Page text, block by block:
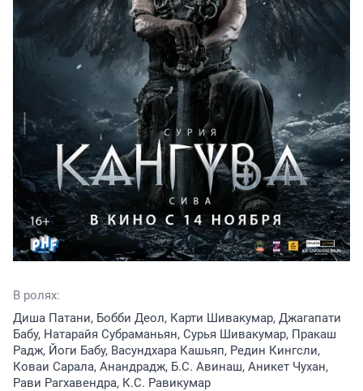
В ролях:
Диша Патани, Бобби Деол, Карти Шивакумар, Джагапати
Бабу, Натарайя Субраманьян, Сурья Шивакумар, Пракаш
Радж, Йоги Бабу, Васундхара Кашьяп, Редин Кингсли,
Коваи Сарала, Анандрадж, Б.С. Авинаш, Аникет Чухан,
Рави Рагхавендра, К.С. Равикумар